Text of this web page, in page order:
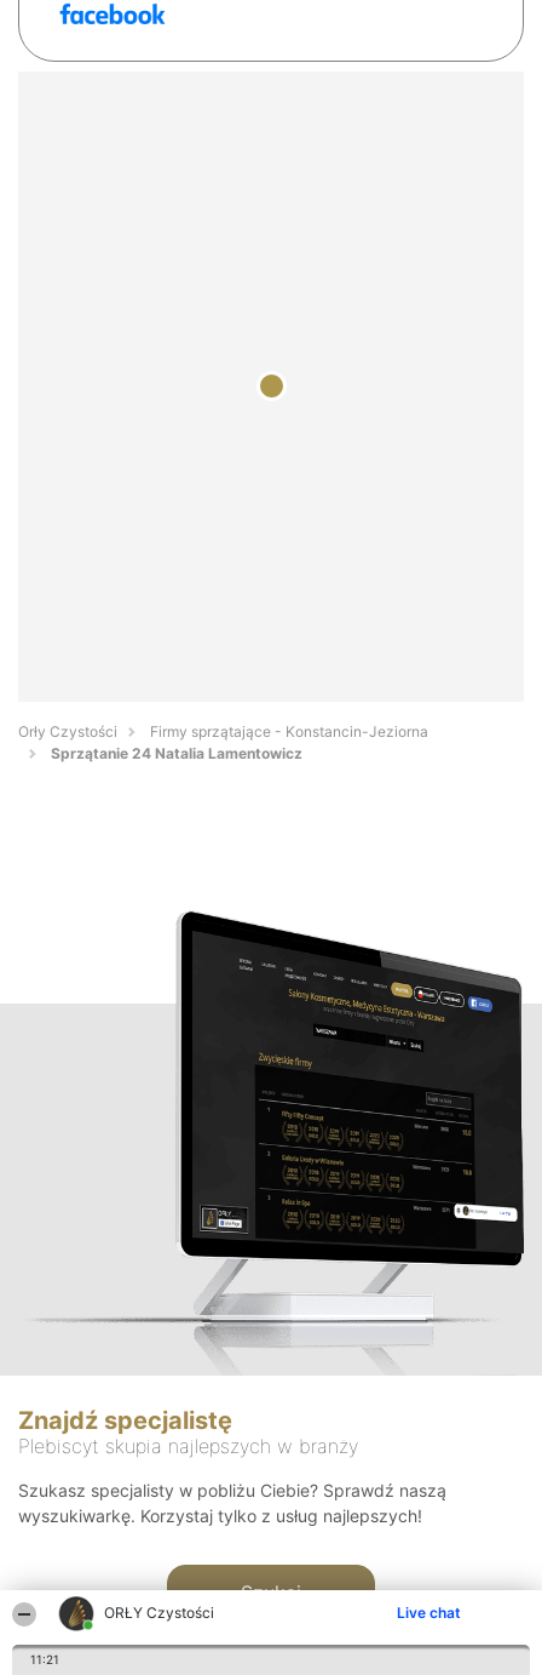
ORŁY Czystości Live chat
11:21
Orły Czystości
Firmy sprzątające - Konstancin-Jeziorna
Sprzątanie 24 Natalia Lamentowicz
Znajdź specjalistę
Plebiscyt skupia najlepszych w branży
Szukasz specjalisty w pobliżu Ciebie? Sprawdź naszą
wyszukiwarkę. Korzystaj tylko z usług najlepszych!
Szukaj